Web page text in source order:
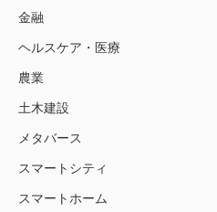
金融
ヘルスケア・医療
農業
土木建設
メタバース
スマートシティ
スマートホーム